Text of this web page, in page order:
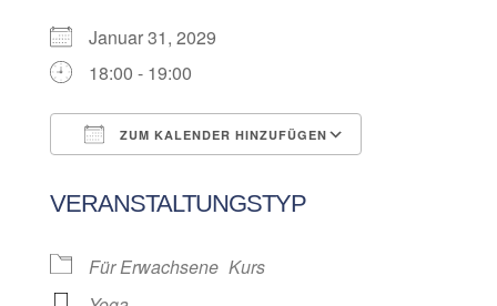
Januar 31, 2029
18:00 - 19:00
ZUM KALENDER HINZUFÜGEN
VERANSTALTUNGSTYP
Für Erwachsene Kurs